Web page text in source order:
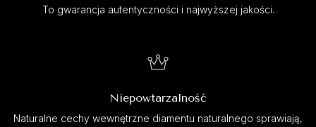
To gwarancja autentyczności i najwyższej jakości.
Niepowtarzalność
Naturalne cechy wewnętrzne diamentu naturalnego sprawiają,